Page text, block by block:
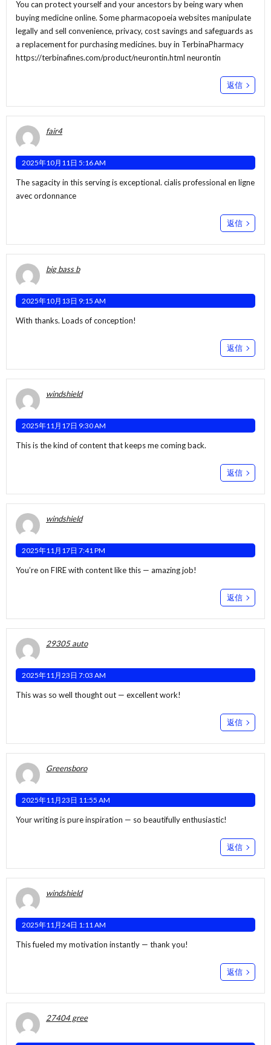
You can protect yourself and your ancestors by being wary when
buying medicine online. Some pharmacopoeia websites manipulate
legally and sell convenience, privacy, cost savings and safeguards as
a replacement for purchasing medicines. buy in TerbinaPharmacy
https://terbinafines.com/product/neurontin.html neurontin
返信
fair4
2025年10月11日 5:16 AM
The sagacity in this serving is exceptional. cialis professional en ligne
avec ordonnance
返信
big bass b
2025年10月13日 9:15 AM
With thanks. Loads of conception!
返信
windshield
2025年11月17日 9:30 AM
This is the kind of content that keeps me coming back.
返信
windshield
2025年11月17日 7:41 PM
You’re on FIRE with content like this — amazing job!
返信
29305 auto
2025年11月23日 7:03 AM
This was so well thought out — excellent work!
返信
Greensboro
2025年11月23日 11:55 AM
Your writing is pure inspiration — so beautifully enthusiastic!
返信
windshield
2025年11月24日 1:11 AM
This fueled my motivation instantly — thank you!
返信
27404 gree